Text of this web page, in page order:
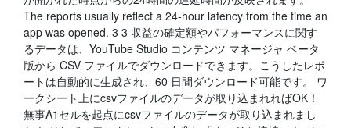
The reports usually reflect a 24-hour latency from the time an
app was opened. 3 3 収益の確定額やパフォーマンスに関す
るデータは、YouTube Studio コンテンツ マネージャ ベータ
版から CSV ファイルでダウンロードできます。こうしたレポ
ートは自動的に生成され、60 日間ダウンロード可能です。 ワ
ークシート上にcsvファイルのデータが取り込まれればOK！
無事A1セルを起点にcsvファイルのデータが取り込まれまし